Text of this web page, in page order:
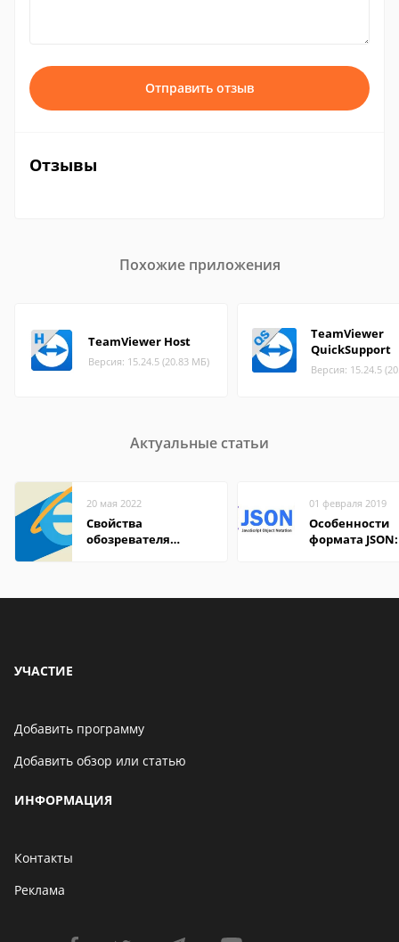
Отправить отзыв
Отзывы
Похожие приложения
TeamViewer Host
Версия: 15.24.5 (20.83 МБ)
TeamViewer
QuickSupport
Версия: 15.24.5
Актуальные статьи
20 мая 2022
Свойства
обозревателя
01 февраля 2019
Особенности
формата
УЧАСТИЕ
Добавить программу
Добавить обзор или статью
ИНФОРМАЦИЯ
Контакты
Реклама